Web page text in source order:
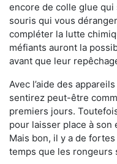
encore de colle glue
souris qui vous
compléter la lutte
méfiants auront la
avant que leur
Avec l’aide des
sentirez peut-être
premiers jours.
pour laisser place à son
Mais bon, il y a de
temps que les rongeurs